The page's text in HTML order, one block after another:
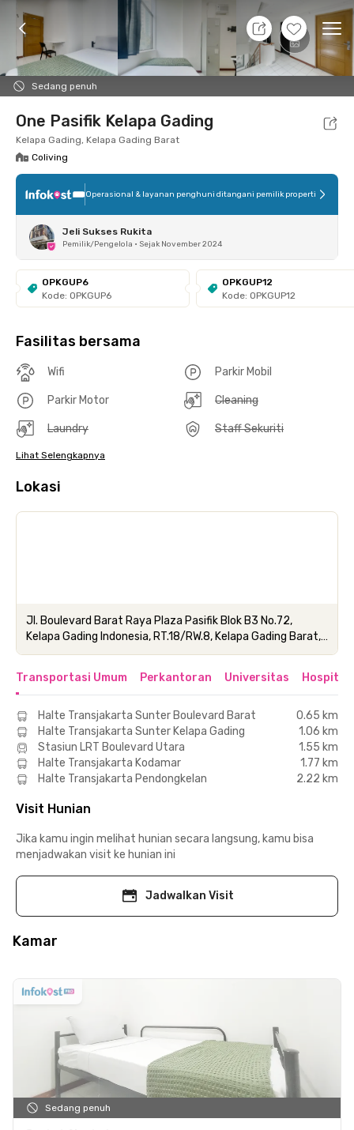
+6
Sedang penuh
8 Agt 26 - Belum tahu
Foto Fasilitas bersama Lokasi Kamar
One Pasifik Kelapa Gading
Kelapa Gading, Kelapa Gading Barat
Coliving
Operasional & layanan penghuni ditangani pemilik properti
Jeli Sukses Rukita
Pemilik/Pengelola • Sejak November 2024
OPKGUP6
Kode: OPKGUP6
OPKGUP12
Kode: OPKGUP12
Fasilitas bersama
Wifi Parkir Mobil
Parkir Motor Cleaning
Laundry Staff Sekuriti
Lihat Selengkapnya
Lokasi
Jl. Boulevard Barat Raya Plaza Pasifik Blok B3 No.72,
Kelapa Gading Indonesia, RT.18/RW.8, Kelapa Gading Barat,
Kec. Kelapa Gading, Jakarta Utara
Transportasi Umum
Perkantoran Universitas Hospital
Halte Transjakarta Sunter Boulevard Barat
0.65 km
Halte Transjakarta Sunter Kelapa Gading
1.06 km
Stasiun LRT Boulevard Utara
1.55 km
Halte Transjakarta Kodamar
1.77 km
Halte Transjakarta Pendongkelan
2.22 km
Visit Hunian
Jika kamu ingin melihat hunian secara langsung, kamu bisa
menjadwakan visit ke hunian ini
Jadwalkan Visit
Kamar
Sedang penuh